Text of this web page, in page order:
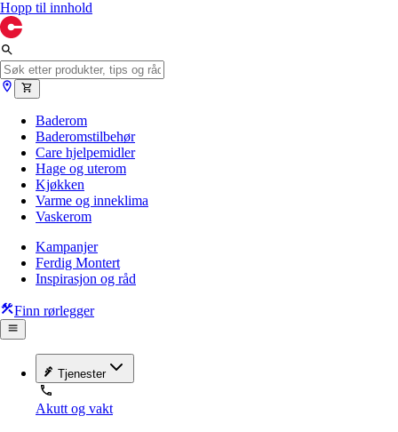
Hopp til innhold
Baderom
Baderomstilbehør
Care hjelpemidler
Hage og uterom
Kjøkken
Varme og inneklima
Vaskerom
Kampanjer
Ferdig Montert
Inspirasjon og råd
Finn rørlegger
Tjenester
Akutt og vakt